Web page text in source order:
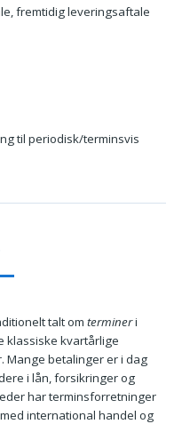
fremtidig leveringsaftale
til periodisk/terminsvis
talt om termineri
klassiske kvartårlige
Mange betalinger er i dag
i lån, forsikringer og
har terminsforretninger
international handel og